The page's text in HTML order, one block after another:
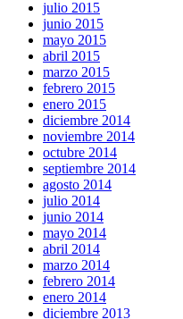
julio 2015
junio 2015
mayo 2015
abril 2015
marzo 2015
febrero 2015
enero 2015
diciembre 2014
noviembre 2014
octubre 2014
septiembre 2014
agosto 2014
julio 2014
junio 2014
mayo 2014
abril 2014
marzo 2014
febrero 2014
enero 2014
diciembre 2013